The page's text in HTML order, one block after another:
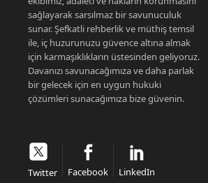
sağlayarak sarsılmaz bir savunuculuk
sunar. Şefkatli rehberlik ve müthiş temsil
ile, iç huzurunuzu güvence altına almak
için karmaşıklıkların üstesinden geliyoruz.
Davanızı savunacağımıza ve daha parlak
bir gelecek için en uygun hukuki
çözümleri sunacağımıza bize güvenin.
Twitter Facebook LinkedIn